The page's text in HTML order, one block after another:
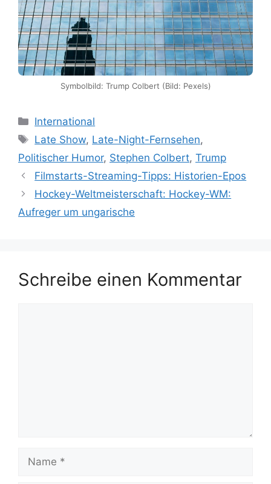
Symbolbild: Trump Colbert (Bild: Pexels)
Kategorien
International
Schlagwörter
Late Show, Late-Night-Fernsehen,
Politischer Humor, Stephen Colbert, Trump
Filmstarts-Streaming-Tipps: Historien-Epos
Hockey-Weltmeisterschaft: Hockey-WM:
Aufreger um ungarische
Schreibe einen Kommentar